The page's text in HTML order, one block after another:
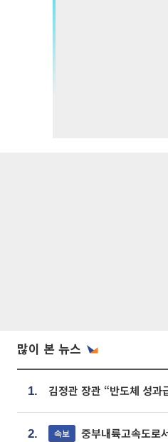
많이 본 뉴스
1.
2. 속보 중부내륙고속도로